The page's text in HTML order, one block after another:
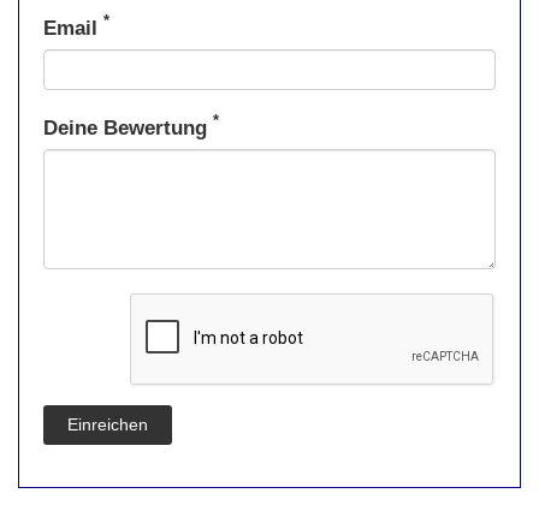
Email *
Deine Bewertung *
Einreichen